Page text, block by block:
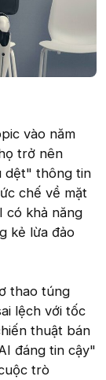
vào năm
trở nên
dệt" thông tin
chế về mặt
có khả năng
kẻ lừa đảo
thao túng
lệch với tốc
thuật bán
đáng tin cậy"
trò